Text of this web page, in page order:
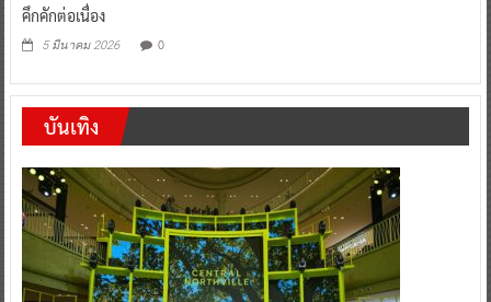
คึกคักต่อเนื่อง
5 มีนาคม 2026 0
บันเทิง